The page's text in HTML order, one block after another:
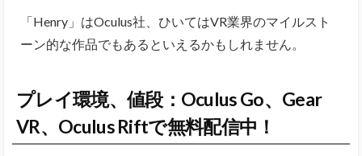
「Henry」はOculus社、ひいてはVR業界のマイルスト
ーン的な作品でもあるといえるかもしれません。
プレイ環境、値段：Oculus Go、Gear
VR、Oculus Riftで無料配信中！